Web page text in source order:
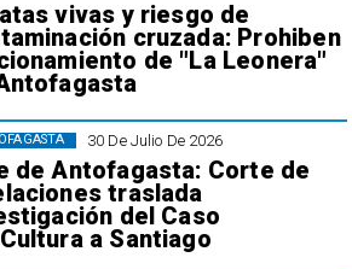
vivas y riesgo de
cruzada: Prohiben
de "La Leonera"
30 De Julio De 2026
de Antofagasta: Corte de
traslada
del Caso
a Santiago